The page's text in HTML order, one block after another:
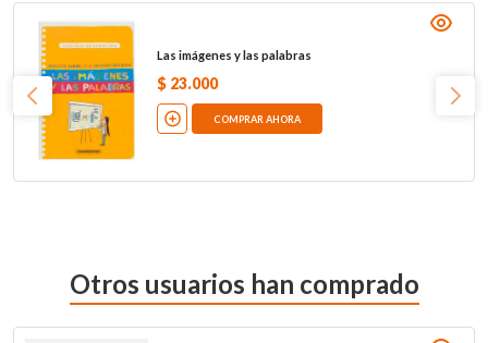
Las imágenes y las palabras
$ 23.000
COMPRAR AHORA
Otros usuarios han comprado